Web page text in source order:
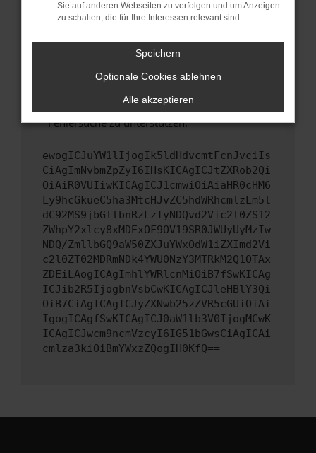
führen, dass bestimmte Funktionen nicht mehr
unterstützt werden.
Wende dich an den Webseitenbetreiber.
Wenn du alle oben genannten Schritte versucht
hast, kontaktiere uns bitte. Wir werden
uns diesen Text schicken, um uns bei der
Fehlersuche zu unterstützen:
ewogICJuYW1lIjogIk5ldHdvcmtFcnJvciIs
CiAgImNvbmZpZyI6IHsKICAgICJtZXRob2Qi
OiAiR0VUIiwKICAgICJ1cmwiOiAiaHR0cHM6
Ly9hcGkueC5ha3MtcHJvZC5hdWRhcmlzLm5l
dC92MS9jbGllbnRzLzIyNDQvd2Vic2l0ZS12
ZWhpY2xlcy8xMDExOF9OV19SR0JWUyUyMzIw
NDQ/ZmllbGQ9aW50ZXJuYWxOdW1iZXImd2Vi
c2l0ZT02MDRmNDk4YWU0NzY3MTRkM2Q1OTAx
ZDEiLAogICAgImhlYWRlcnMiOiB7fSwKICAg
ICJib2R5IjogbnVsbCwKICAgICJleHBlY3Qi
OiB7CiAgICAgICJyZXNwb25zZVR5cGUiOiAi
IgogICAgfSwKICAgICJ0aW1lb3V0IjogMCwK
ICAgICJwcm9ncmVzcyI6IG51bGwsCiAgICAi
cmlza3kiOiBmYWxzZQogIH0KfQ==
Sie auf anderen Webseiten zu verfolgen und um Anzeigen
zu schalten, die für Ihre Interessen relevant sind.
Speichern
Optionale Cookies ablehnen
Alle akzeptieren